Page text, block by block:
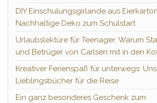
DIY Einschulungsgirlande aus
Nachhaltige Deko zum Schulstart
Urlaubslektüre für Teenager: Warum
und Betrüger von Carlsen mit in den
Kreativer Ferienspaß für unterwegs:
Lieblingsbücher für die Reise
Ein ganz besonderes Geschenk zum